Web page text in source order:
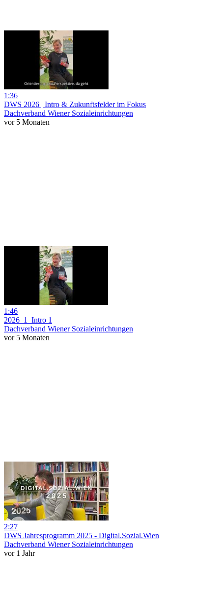
1:36
DWS 2026 | Intro & Zukunftsfelder im Fokus
Dachverband Wiener Sozialeinrichtungen
vor 5 Monaten
1:46
2026_1_Intro 1
Dachverband Wiener Sozialeinrichtungen
vor 5 Monaten
2:27
DWS Jahresprogramm 2025 - Digital.Sozial.Wien
Dachverband Wiener Sozialeinrichtungen
vor 1 Jahr